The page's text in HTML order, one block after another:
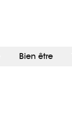
Bien être